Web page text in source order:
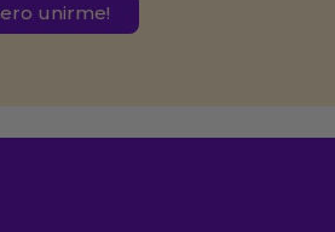
Ferran Roig Muñoz. Podrás ejercer tus